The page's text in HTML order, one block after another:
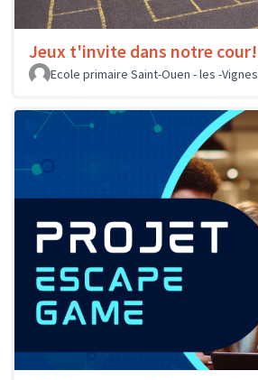
Jeux t'invite dans notre cour!
Ecole primaire Saint-Ouen - les -Vignes